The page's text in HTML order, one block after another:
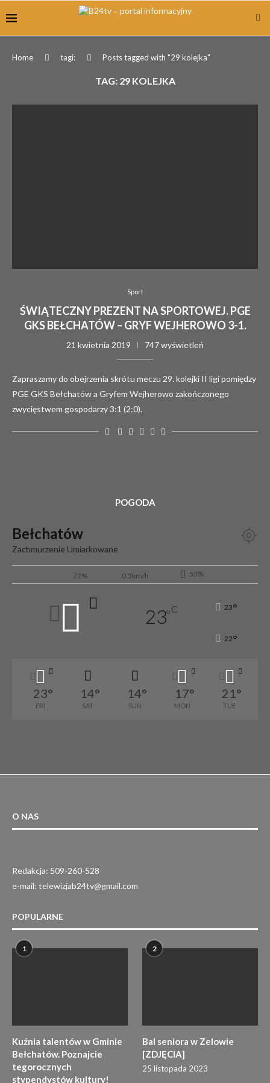
Home tagi: Posts tagged with "29 kolejka"
TAG: 29 KOLEJKA
Sport
ŚWIĄTECZNY PREZENT NA SPORTOWEJ. PGE
GKS BEŁCHATÓW – GRYF WEJHEROWO 3-1.
21 kwietnia 2019 747 wyświetleń
Zapraszamy do obejrzenia skrótu meczu 29. kolejki II ligi pomiędzy
PGE GKS Bełchatów a Gryfem Wejherowo zakończonego
zwycięstwem gospodarzy 3:1 (2:0).
POGODA
Bełchatów
Zachmurzenie Umiarkowane
72% 0.5km/h 53%
23°C 23°
22°
23°
FRI
14°
SAT
14°
SUN
17°
MON
21 °
TUE
O NAS
Redakcja: 509-260-528
e-mail: telewizjab24tv@gmail.com
POPULARNE
1
Kuźnia talentów w Gminie
Bełchatów. Poznajcie
tegorocznych
stypendystów kultury!
2
Bal seniora w Zelowie
[ZDJĘCIA]
25 listopada 2023